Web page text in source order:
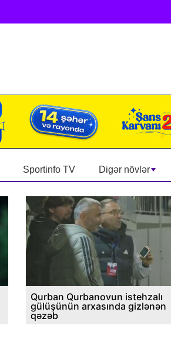
Sportinfo TV Digər növlər
Qurban Qurbanovun istehzalı
gülüşünün arxasında gizlənən
qəzəb